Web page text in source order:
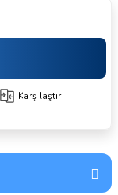
Karşılaştır